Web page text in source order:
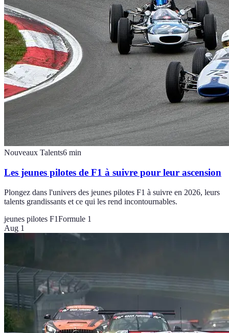
Nouveaux Talents6 min
Les jeunes pilotes de F1 à suivre pour leur ascension
Plongez dans l'univers des jeunes pilotes F1 à suivre en 2026, leurs
talents grandissants et ce qui les rend incontournables.
jeunes pilotes F1Formule 1
Aug 1